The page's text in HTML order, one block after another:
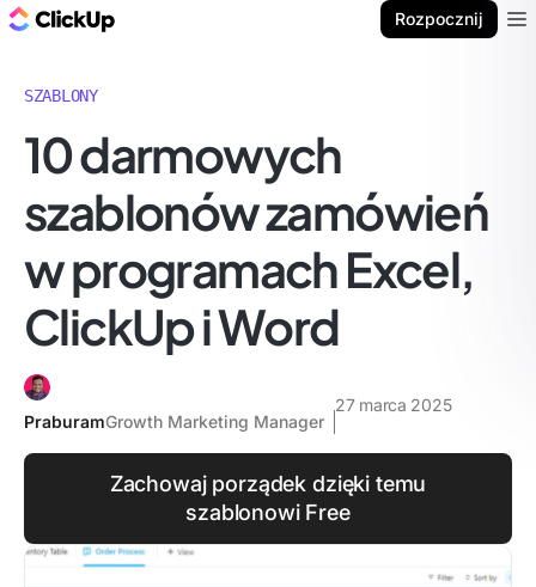
Rozpocznij
SZABLONY
10 darmowych
szablonów zamówień
w programach Excel,
ClickUp i Word
PraburamGrowth Marketing Manager
27 marca 2025
Zachowaj porządek dzięki temu
szablonowi Free